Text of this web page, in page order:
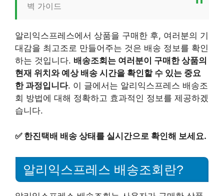
벽 가이드
알리익스프레스에서 상품을 구매한 후, 여러분의 기
대감을 최고조로 만들어주는 것은 배송 정보를 확인
하는 것입니다. 배송조회는 여러분이 구매한 상품의
현재 위치와 예상 배송 시간을 확인할 수 있는 중요
한 과정입니다. 이 글에서는 알리익스프레스 배송조
회 방법에 대해 정확하고 효과적인 정보를 제공하겠
습니다.
✅ 한진택배 배송 상태를 실시간으로 확인해 보세요.
알리익스프레스 배송조회란?